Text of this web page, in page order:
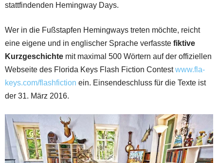
stattfindenden Hemingway Days.
Wer in die Fußstapfen Hemingways treten möchte, reicht
eine eigene und in englischer Sprache verfasste fiktive
Kurzgeschichte mit maximal 500 Wörtern auf der offiziellen
Webseite des Florida Keys Flash Fiction Contestwww.fla-
keys.com/flashfiction ein. Einsendeschluss für die Texte ist
der 31. März 2016.